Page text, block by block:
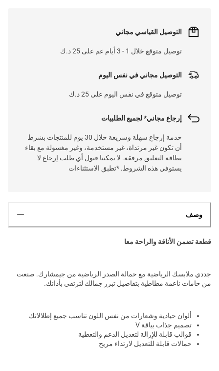
التوصيل القياسي مجاني
توصيل متوقع خلال 1 - 3 أيام عم على 25 د.ك
التوصيل مجاني في نفس اليوم
توصيل متوقع في نفس اليوم على 25 د.ك
إرجاع مجاني* لجميع الطلبيات
خدمة إرجاع سهلة وسريعة خلال 30 يوم للمنتجات بشرط
أن تكون غير مرتداة، غير مستخدمة، وغير مغسولة مع بقاء
بطاقة التعليق مرفقة. لا يمكننا قبول أي طلب إرجاع لا
يستوفي هذه الشروط. *تطبق الاستثناءات
وصف
قطعة تضمن الأناقة والراحة معا
جددي ملابسك الرياضية مع حمالة الصدر الرياضية من جيمشارك. صنعت
من خامات ناعمة مطاطية بتفاصيل تبرز جمالك لترتقي بأدائك.
ألوان حيادية وشعارات من نفس اللون تناسب جميع إطلالاتك
تصميم جذاب بياقة V
قوالب قابلة للإزالة لتعديل الدعم والتغطية
حمالات قابلة للتعديل لارتداء مريح